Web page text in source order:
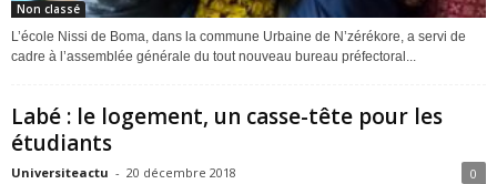
Non classé
L’école Nissi de Boma, dans la commune Urbaine de N’zérékore, a servi de
cadre à l’assemblée générale du tout nouveau bureau préfectoral...
Labé : le logement, un casse-tête pour les
étudiants
Universiteactu - 20 décembre 2018 0